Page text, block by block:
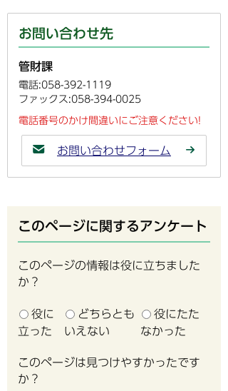
お問い合わせ先
管財課
電話:058-392-1119
ファックス:058-394-0025
電話番号のかけ間違いにご注意ください!
お問い合わせフォーム
このページに関するアンケート
このページの情報は役に立ちました
か？
役に
立った
どちらとも
いえない
役にたた
なかった
このページは見つけやすかったです
か？